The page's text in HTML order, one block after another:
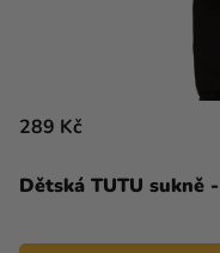
Dětská TUTU
289 Kč